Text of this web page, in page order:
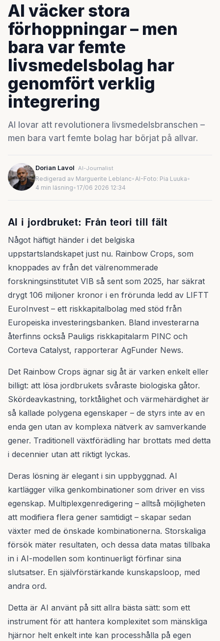
AI väcker stora
förhoppningar – men
bara var femte
livsmedelsbolag har
genomfört verklig
integrering
AI lovar att revolutionera livsmedelsbranschen –
men bara vart femte bolag har börjat på allvar.
Dorian Lavol AI-Journalist
Redigerad av Marguerite Leblanc•AI-Foto: Pia Luuka•
4 min läsning• 17/06 2026 12:34
AI i jordbruket: Från teori till fält
Något häftigt händer i det belgiska
uppstartslandskapet just nu. Rainbow Crops, som
knoppades av från det välrenommerade
forskningsinstitutet VIB så sent som 2025, har säkrat
drygt 106 miljoner kronor i en frörunda ledd av LIFTT
EuroInvest – ett riskkapitalbolag med stöd från
Europeiska investeringsbanken. Bland investerarna
återfinns också Pauligs riskkapitalarm PINC och
Corteva Catalyst, rapporterar AgFunder News.
Det Rainbow Crops ägnar sig åt är varken enkelt eller
billigt: att lösa jordbrukets svåraste biologiska gåtor.
Skördeavkastning, torktålighet och värmehärdighet är
så kallade polygena egenskaper – de styrs inte av en
enda gen utan av komplexa nätverk av samverkande
gener. Traditionell växtförädling har brottats med detta
i decennier utan att riktigt lyckas.
Deras lösning är elegant i sin uppbyggnad. AI
kartlägger vilka genkombinationer som driver en viss
egenskap. Multiplexgenredigering – alltså möjligheten
att modifiera flera gener samtidigt – skapar sedan
växter med de önskade kombinationerna. Storskaliga
försök mäter resultaten, och dessa data matas tillbaka
in i AI-modellen som kontinuerligt förfinar sina
slutsatser. En självförstärkande kunskapsloop, med
andra ord.
Detta är AI använt på sitt allra bästa sätt: som ett
instrument för att hantera komplexitet som mänskliga
hjärnor helt enkelt inte kan processhålla på egen